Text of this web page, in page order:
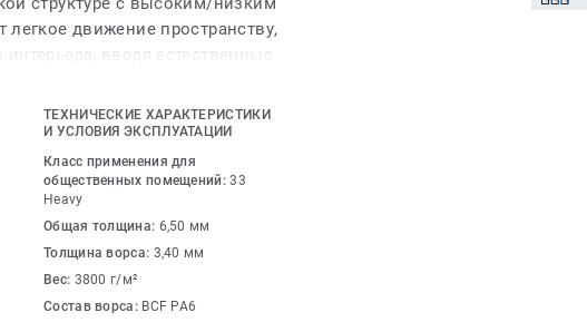
легкое движение пространству,
вводя естественные
в двенадцати цветах, включая
яркие цвета, такие как ярко-
ТЕХНИЧЕСКИЕ ХАРАКТЕРИСТИКИ
И УСЛОВИЯ ЭКСПЛУАТАЦИИ
Класс применения для
общественных помещений:33
Heavy
Общая толщина: 6,50 мм
Толщина ворса: 3,40 мм
Вес: 3800 г/м²
Состав ворса: BCF PA6